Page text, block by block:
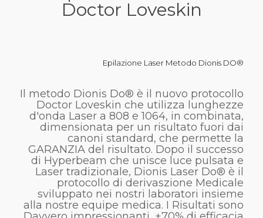
Doctor Loveskin
Epilazione Laser Metodo Dionis DO®
Il metodo Dionis Do® è il nuovo protocollo
Doctor Loveskin che utilizza lunghezze
d'onda Laser a 808 e 1064, in combinata,
dimensionata per un risultato fuori dai
canoni standard, che permette la
GARANZIA del risultato. Dopo il successo
di Hyperbeam che unisce luce pulsata e
Laser tradizionale, Dionis Laser Do® è il
protocollo di derivaszione Medicale
sviluppato nei nostri laboratori insieme
alla nostre equipe medica. I Risultati sono